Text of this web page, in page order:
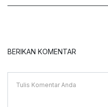
BERIKAN KOMENTAR